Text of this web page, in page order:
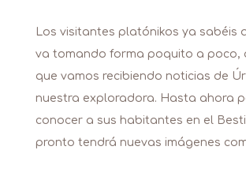
Los visitantes platónikos ya sabéis
va tomando forma poquito a poco,
que vamos recibiendo noticias de
nuestra exploradora. Hasta ahora
conocer a sus habitantes en el
pronto tendrá nuevas imágenes